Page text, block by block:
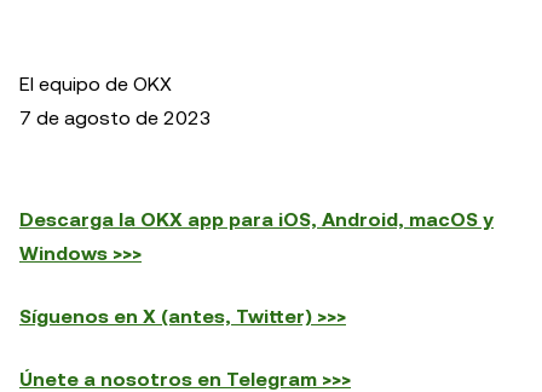
El equipo de OKX
7 de agosto de 2023
Descarga la OKX app para iOS, Android, macOS y
Windows >>>
Síguenos en X (antes, Twitter) >>>
Únete a nosotros en Telegram >>>